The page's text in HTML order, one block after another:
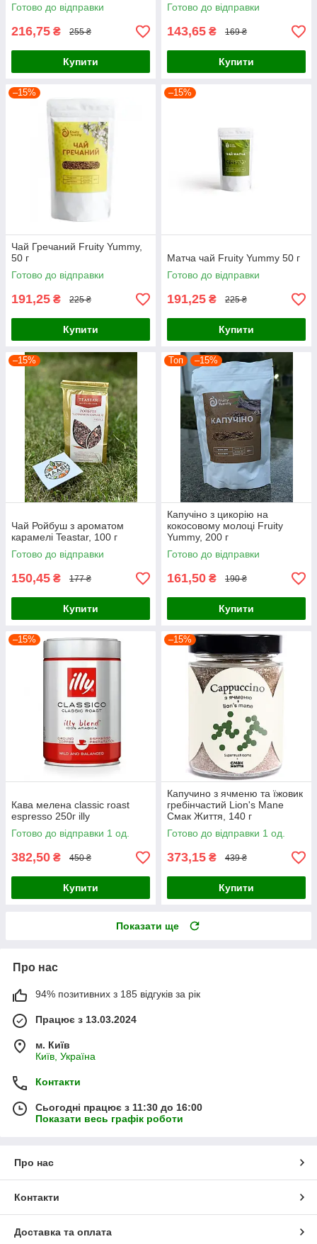
Готово до відправки
216,75 ₴ 255 ₴
Купити
Готово до відправки
143,65 ₴ 169 ₴
Купити
–15%
Чай Гречаний Fruity Yummy,
50 г
Готово до відправки
191,25 ₴ 225 ₴
Купити
–15%
Матча чай Fruity Yummy 50 г
Готово до відправки
191,25 ₴ 225 ₴
Купити
–15%
Чай Ройбуш з ароматом
карамелі Teastar, 100 г
Готово до відправки
150,45 ₴ 177 ₴
Купити
Топ –15%
Капучіно з цикорію на
кокосовому молоці Fruity
Yummy, 200 г
Готово до відправки
161,50 ₴ 190 ₴
Купити
–15%
Кава мелена classic roast
espresso 250г illy
Готово до відправки 1 од.
382,50 ₴ 450 ₴
Купити
–15%
Капучино з ячменю та їжовик
гребінчастий Lion's Mane
Смак Життя, 140 г
Готово до відправки 1 од.
373,15 ₴ 439 ₴
Купити
Показати ще
Про нас
94% позитивних з 185 відгуків за рік
Працює з 13.03.2024
м. Київ
Київ, Україна
Контакти
Сьогодні працює з 11:30 до 16:00
Показати весь графік роботи
Про нас
Контакти
Доставка та оплата